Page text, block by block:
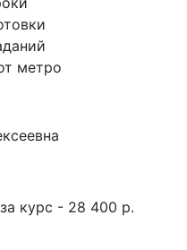
метро
курс - 28 400 р.